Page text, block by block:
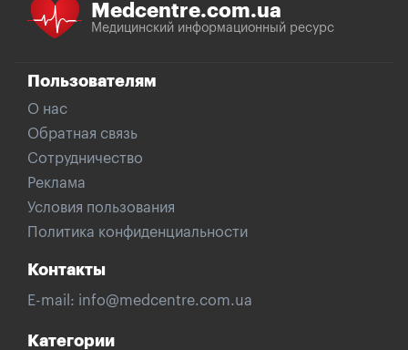
Medcentre.com.ua
Медицинский информационный ресурс
Пользователям
О нас
Обратная связь
Сотрудничество
Реклама
Условия пользования
Политика конфиденциальности
Контакты
E-mail: info@medcentre.com.ua
Категории